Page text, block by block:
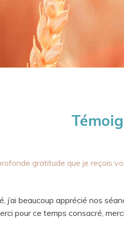
gratitude que je reçois
j’ai beaucoup apprécié nos
pour ce temps consacré,